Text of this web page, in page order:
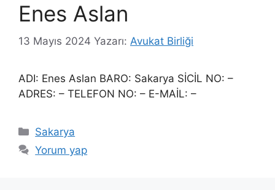
Enes Aslan
13 Mayıs 2024 Yazarı: Avukat Birliği
ADI: Enes Aslan BARO: Sakarya SİCİL NO: –
ADRES: – TELEFON NO: – E-MAİL: –
Kategoriler
Sakarya
Yorum yap